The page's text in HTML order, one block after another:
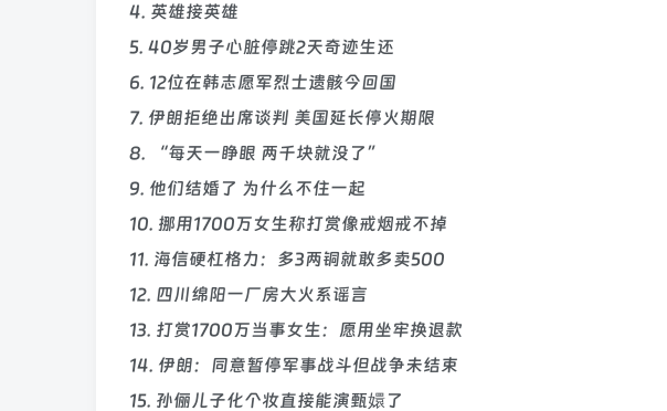
4. 英雄接英雄
5. 40岁男子心脏停跳2天奇迹生还
6. 12位在韩志愿军烈士遗骸今回国
7. 伊朗拒绝出席谈判 美国延长停火期限
8. “每天一睁眼 两千块就没了”
9. 他们结婚了 为什么不住一起
10. 挪用1700万女生称打赏像戒烟戒不掉
11. 海信硬杠格力：多3两铜就敢多卖500
12. 四川绵阳一厂房大火系谣言
13. 打赏1700万当事女生：愿用坐牢换退款
14. 伊朗：同意暂停军事战斗但战争未结束
15. 孙俪儿子化个妆直接能演甄嬛了